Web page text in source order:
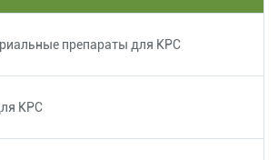
препараты для КРС
КРС